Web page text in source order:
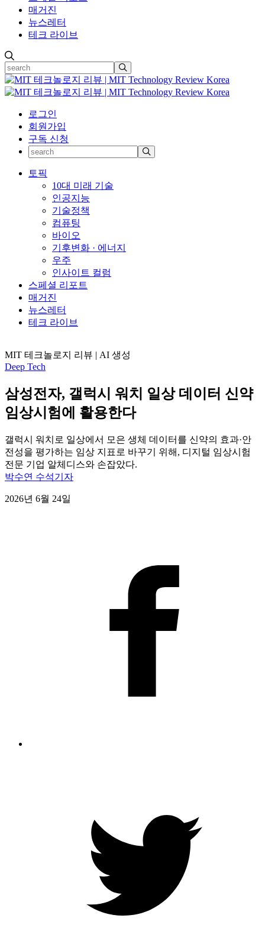
매거진
뉴스레터
테크 라이브
로그인
회원가입
구독 신청
토픽
10대 미래 기술
인공지능
기술정책
컴퓨팅
바이오
기후변화 · 에너지
우주
인사이트 컬럼
스페셜 리포트
매거진
뉴스레터
테크 라이브
MIT 테크놀로지 리뷰 | AI 생성
Deep Tech
삼성전자, 갤럭시 워치 일상 데이터 신약
임상시험에 활용한다
갤럭시 워치로 일상에서 모은 생체 데이터를 신약의 효과·안
전성을 평가하는 임상 지표로 바꾸기 위해, 디지털 임상시험
전문 기업 알체디스와 손잡았다.
박수연 수석기자
2026년 6월 24일